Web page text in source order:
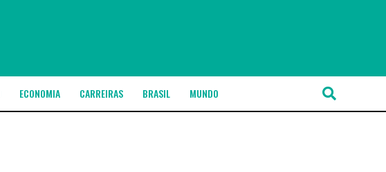
ECONOMIA CARREIRAS BRASIL MUNDO